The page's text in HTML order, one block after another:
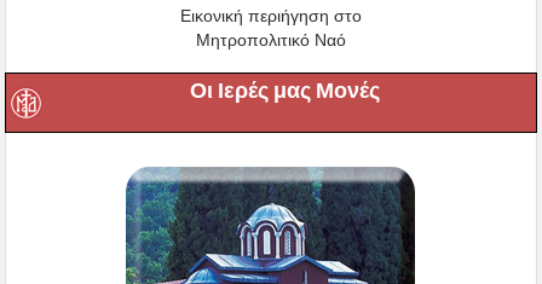
Εικονική περιήγηση στο
Μητροπολιτικό Ναό
Οι Ιερές μας Μονές